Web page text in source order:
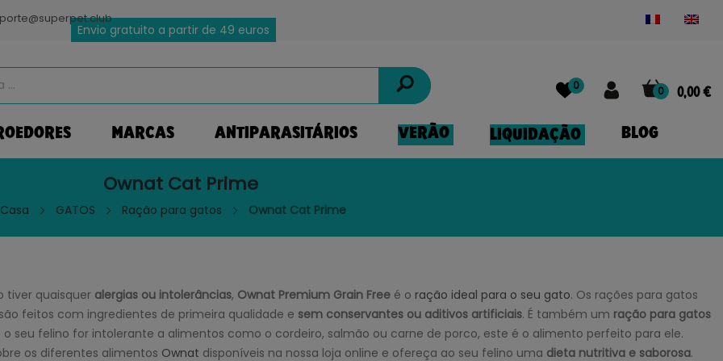
Envio gratuito a partir de 49 euros
0 0,00 €
0
MARCAS ANTIPARASITÁRIOS VERÃO LIQUIDAÇÃO BLOG
Ownat Cat Prime
Casa GATOS Ração para gatos Ownat Cat Prime
tiver quaisquer alergias ou intolerâncias, Ownat Premium Grain Free é o ração ideal para o seu gato. Os rações para gatos
feitos com ingredientes de primeira qualidade e sem conservantes ou aditivos artificiais. É também um ração para gatos
o seu felino for intolerante a alimentos como o cordeiro, salmão ou carne de porco, este é o alimento perfeito para ele.
os diferentes alimentos Ownat disponíveis na nossa loja online e ofereça ao seu felino uma dieta nutritiva e saborosa.